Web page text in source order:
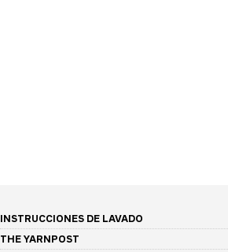
INSTRUCCIONES DE LAVADO
THE YARNPOST